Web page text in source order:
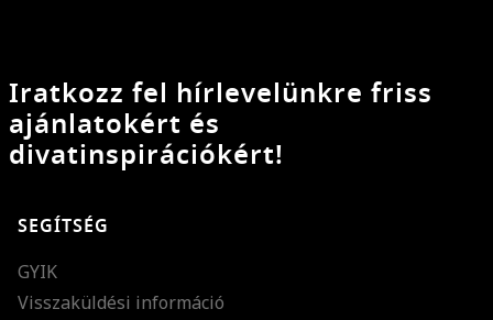
Iratkozz fel hírlevelünkre friss
ajánlatokért és
divatinspirációkért!
SEGÍTSÉG
GYIK
Visszaküldési információ